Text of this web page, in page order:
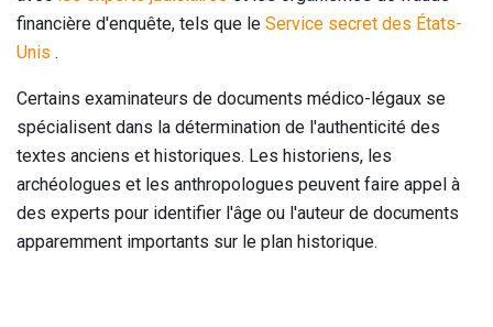
financière d'enquête, tels que le Service secret des États-
Unis .
Certains examinateurs de documents médico-légaux se
spécialisent dans la détermination de l'authenticité des
textes anciens et historiques. Les historiens, les
archéologues et les anthropologues peuvent faire appel à
des experts pour identifier l'âge ou l'auteur de documents
apparemment importants sur le plan historique.